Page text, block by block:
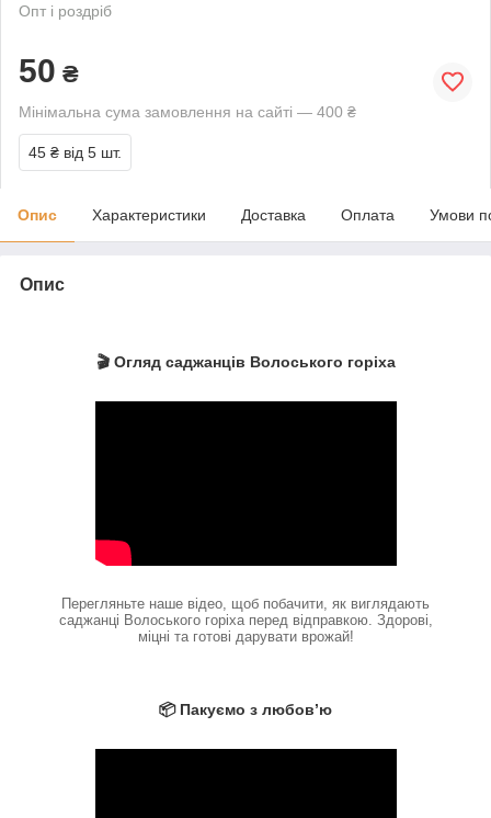
Опт і роздріб
50 ₴
Мінімальна сума замовлення на сайті — 400 ₴
45 ₴ від 5 шт.
Опис Характеристики Доставка Оплата Умови
Опис
🎬 Огляд саджанців Волоського горіха
Перегляньте наше відео, щоб побачити, як виглядають
саджанці Волоського горіха перед відправкою. Здорові,
міцні та готові дарувати врожай!
📦 Пакуємо з любов’ю